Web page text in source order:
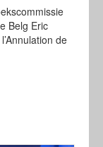
Belg Eric
de